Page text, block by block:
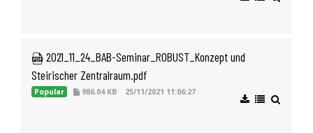
2021_11_24_BAB-Seminar_ROBUST_Konzept und
Steirischer Zentralraum.pdf
Popular 986.04 KB 25/11/2021 11:06:27